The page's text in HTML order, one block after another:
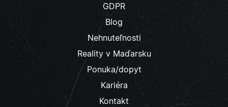
GDPR
Blog
Nehnuteľnosti
Reality v Maďarsku
Ponuka/dopyt
Kariéra
Kontakt